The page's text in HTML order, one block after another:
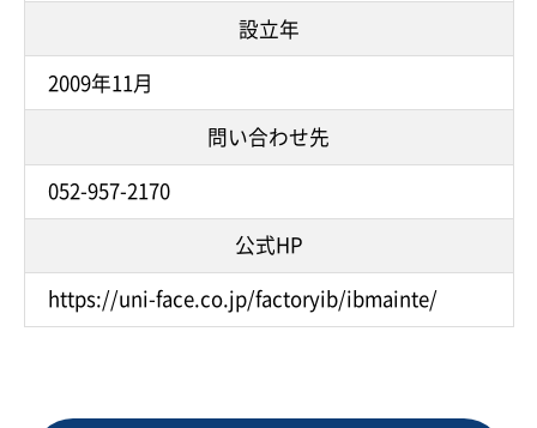
設立年
2009年11月
問い合わせ先
052-957-2170
公式HP
https://uni-face.co.jp/factoryib/ibmainte/